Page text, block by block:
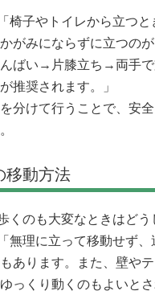
椅子やトイレから立つ
がみにならずに立つの
ばい→片膝立ち→両手で
推奨されます。」
分けて行うことで、安
移動方法
くのも大変なときはどう
無理に立って移動せず
あります。また、壁や
っくり動くのもよいとさ